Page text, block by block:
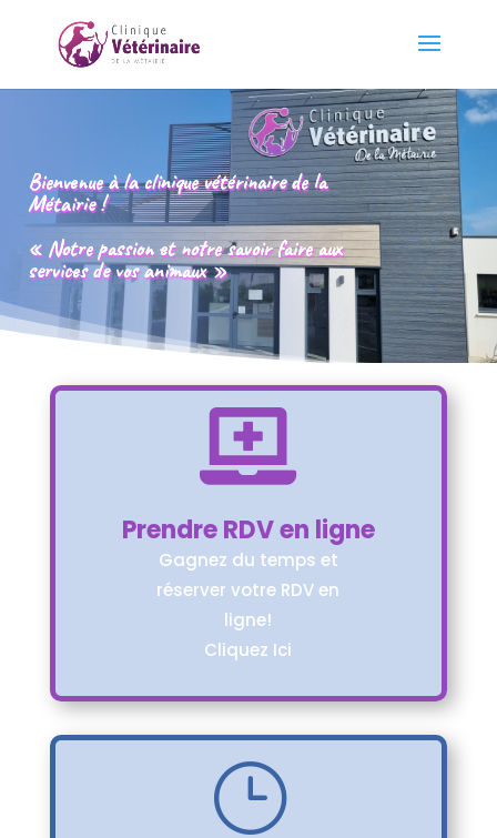
Bienvenue à la clinique vétérinaire de la
Métairie !
« Notre passion et notre savoir faire aux
services de vos animaux »

Prendre RDV en ligne
Gagnez du temps et
réserver votre RDV en
ligne!
Cliquez Ici
}